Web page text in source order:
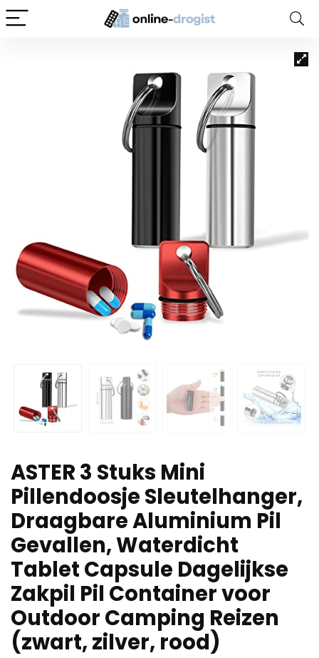
ASTER 3 Stuks Mini
Pillendoosje Sleutelhanger,
Draagbare Aluminium Pil
Gevallen, Waterdicht
Tablet Capsule Dagelijkse
Zakpil Pil Container voor
Outdoor Camping Reizen
(zwart, zilver, rood)